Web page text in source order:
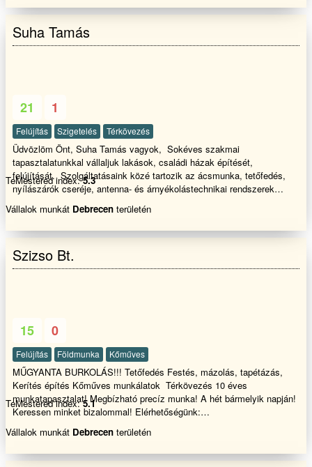
Suha Tamás
21 1
Felújítás Szigetelés Térkövezés
Üdvözlöm Önt, Suha Tamás vagyok, Sokéves szakmai
tapasztalatunkkal vállaljuk lakások, családi házak építését,
felújítását. Szolgáltatásaink közé tartozik az ácsmunka, tetőfedés,
nyílászárók cseréje, antenna- és árnyékolástechnikai rendszerek
kőműves munkáink, lakásfelújítás, parkettázás, szigetelési munkák,
takarítás, térkövezés, valamint a tetőfestés és -mosás. Biztos
kézzel, megbízhatóan!
TeMestered index:5.3
Vállalok munkát Debrecen területén
Szizso Bt.
15 0
Felújítás Földmunka Kőműves
MŰGYANTA BURKOLÁS!!! Tetőfedés Festés, mázolás, tapétázás,
Kerítés építés Kőműves munkálatok Térkövezés 10 éves
munkatapasztalat! Megbízható precíz munka! A hét bármelyik napján!
Keressen minket bizalommal! Elérhetőségünk:
TeMestered index:5.1
Vállalok munkát Debrecen területén